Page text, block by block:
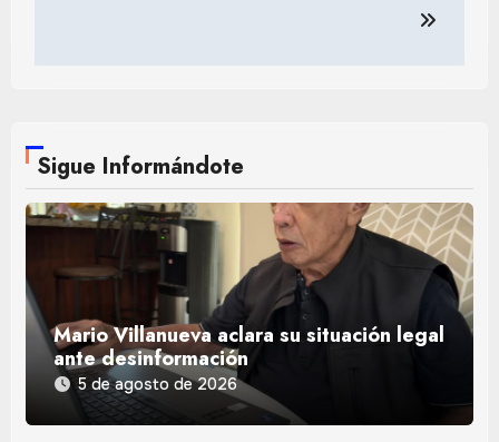
Sigue Informándote
Mario Villanueva aclara su situación legal
ante desinformación
5 de agosto de 2026